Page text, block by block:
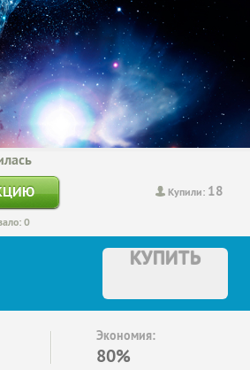
Купили: 18
0
КУПИТЬ
Экономия:
80%